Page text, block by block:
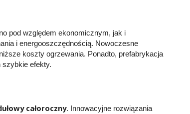
pod względem ekonomicznym, jak i
i energooszczędnością. Nowoczesne
koszty ogrzewania. Ponadto, prefabrykacja
szybkie efekty.
całoroczny. Innowacyjne rozwiązania